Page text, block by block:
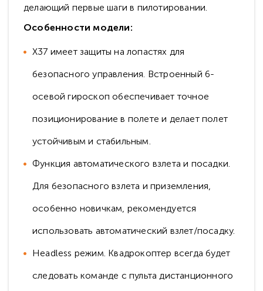
делающий первые шаги в пилотировании.
Особенности модели:
X37 имеет защиты на лопастях для
безопасного управления. Встроенный 6-
осевой гироскоп обеспечивает точное
позиционирование в полете и делает полет
устойчивым и стабильным.
Функция автоматического взлета и посадки.
Для безопасного взлета и приземления,
особенно новичкам, рекомендуется
использовать автоматический взлет/посадку.
Headless режим. Квадрокоптер всегда будет
следовать команде с пульта дистанционного